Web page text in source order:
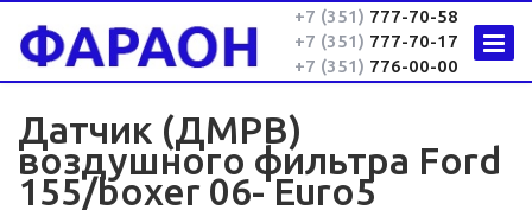
+7 (351) 777-70-58
+7 (351) 777-70-17
+7 (351) 776-00-00
Датчик (ДМРВ)
воздушного фильтра Ford
155/boxer 06- Euro5